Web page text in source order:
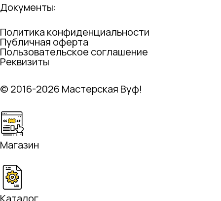
Документы:
Политика конфиденциальности
Публичная оферта
Пользовательское соглашение
Реквизиты
© 2016-2026 Мастерская Вуф!
Магазин